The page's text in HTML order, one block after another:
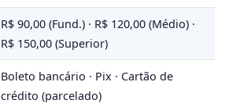
R$ 90,00 (Fund.) · R$ 120,00 (Médio) ·
R$ 150,00 (Superior)
Boleto bancário · Pix · Cartão de
crédito (parcelado)